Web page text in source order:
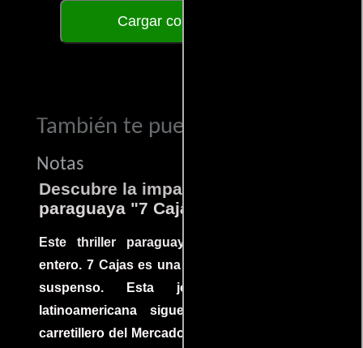
Cargar comentarios
También te puede interesar...
Notas
Descubre la impactante película
paraguaya "7 Cajas"
Este thriller paraguayo cautivó al mundo
entero. 7 Cajas es una explosión de acción y
suspenso. Esta joya cinematográfica
latinoamericana sigue la historia de un
carretillero del Mercado 4 de Asunción que se